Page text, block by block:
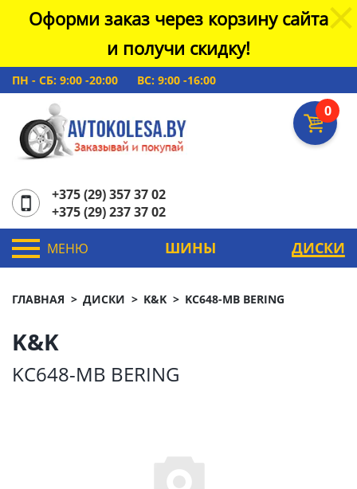
Оформи заказ через корзину сайта
и получи скидку!
ПН - СБ: 9:00 -20:00 ВС: 9:00 -16:00
0
+375 (29) 357 37 02
+375 (29) 237 37 02
МЕНЮ ШИНЫ ДИСКИ
ГЛАВНАЯ ДИСКИ K&K KC648-MB BERING
K&K
KC648-MB BERING